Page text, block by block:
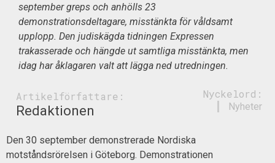
september greps och anhölls 23
demonstrationsdeltagare, misstänkta för våldsamt
upplopp. Den judiskägda tidningen Expressen
trakasserade och hängde ut samtliga misstänkta, men
idag har åklagaren valt att lägga ned utredningen.
Artikelförfattare:
Redaktionen
Nyckelord:
Nyheter
Den 30 september demonstrerade Nordiska
motståndsrörelsen i Göteborg. Demonstrationen